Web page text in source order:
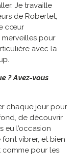
Je travaille
de Robertet,
cœur
merveilles pour
avec la
? Avez-vous
chaque jour pour
de découvrir
eu l’occasion
font vibrer, et bien
comme pour les